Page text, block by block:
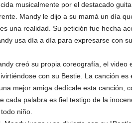
musicalmente por el destacado
Mandy le dijo a su mamá un día
una realidad. Su petición fue hecha
usa día a día para expresarse con
creó su propia coreografía, el video
con su Bestie. La canción
mejor amiga dedícale esta canción,
cada palabra es fiel testigo de la
niño.